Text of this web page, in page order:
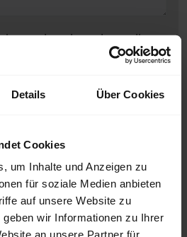
Details Über Cookies
Cookies
um Inhalte und Anzeigen zu
für soziale Medien anbieten
auf unsere Website zu
wir Informationen zu Ihrer
an unsere Partner für
dass die
Daten entsprechend der
werden dürfen. Zudem
kontaktiert